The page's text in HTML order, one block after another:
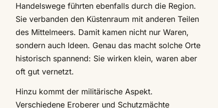
Handelswege führten ebenfalls durch die Region.
Sie verbanden den Küstenraum mit anderen Teilen
des Mittelmeers. Damit kamen nicht nur Waren,
sondern auch Ideen. Genau das macht solche Orte
historisch spannend: Sie wirken klein, waren aber
oft gut vernetzt.
Hinzu kommt der militärische Aspekt.
Verschiedene Eroberer und Schutzmächte